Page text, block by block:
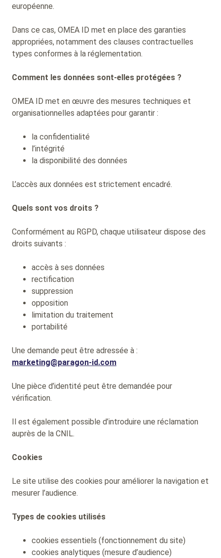
européenne.
Dans ce cas, OMEA ID met en place des garanties
appropriées, notamment des clauses contractuelles
types conformes à la réglementation.
Comment les données sont-elles protégées ?
OMEA ID met en œuvre des mesures techniques et
organisationnelles adaptées pour garantir :
la confidentialité
l’intégrité
la disponibilité des données
L’accès aux données est strictement encadré.
Quels sont vos droits ?
Conformément au RGPD, chaque utilisateur dispose des
droits suivants :
accès à ses données
rectification
suppression
opposition
limitation du traitement
portabilité
Une demande peut être adressée à :
marketing@paragon-id.com
Une pièce d’identité peut être demandée pour
vérification.
Il est également possible d’introduire une réclamation
auprès de la CNIL.
Cookies
Le site utilise des cookies pour améliorer la navigation et
mesurer l’audience.
Types de cookies utilisés
cookies essentiels (fonctionnement du site)
cookies analytiques (mesure d’audience)